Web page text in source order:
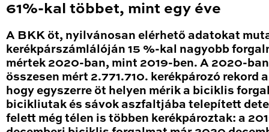
61%-kal többet, mint egy éve
A BKK öt, nyilvánosan elérhető adatokat
kerékpárszámlálóján 15 %-kal nagyobb
mértek 2020-ban, mint 2019-ben. A 2020-ban
összesen mért 2.771.710. kerékpározó rekord
hogy egyszerre öt helyen mérik a biciklis
bicikliutak és sávok aszfaltjába telepített
felett még télen is többen kerékpároztak: a